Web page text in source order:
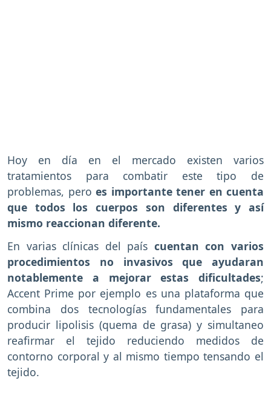
Hoy en día en el mercado existen varios
tratamientos para combatir este tipo de
problemas, pero es importante tener en cuenta
que todos los cuerpos son diferentes y así
mismo reaccionan diferente.
En varias clínicas del país cuentan con varios
procedimientos no invasivos que ayudaran
notablemente a mejorar estas dificultades;
Accent Prime por ejemplo es una plataforma que
combina dos tecnologías fundamentales para
producir lipolisis (quema de grasa) y simultaneo
reafirmar el tejido reduciendo medidos de
contorno corporal y al mismo tiempo tensando el
tejido.